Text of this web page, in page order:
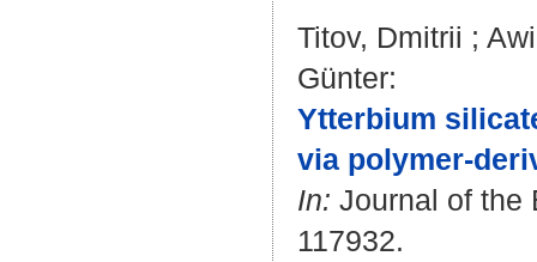
Titov, Dmitrii ;
Günter:
Ytterbium
via polymer-
In: Journal of the
117932.